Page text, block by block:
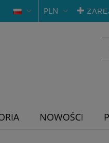
PLN
NOWOŚCI